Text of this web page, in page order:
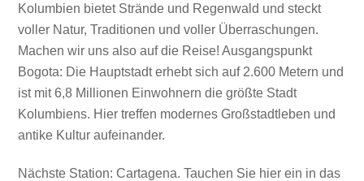
Kolumbien bietet Strände und Regenwald und steckt
voller Natur, Traditionen und voller Überraschungen.
Machen wir uns also auf die Reise! Ausgangspunkt
Bogota: Die Hauptstadt erhebt sich auf 2.600 Metern und
ist mit 6,8 Millionen Einwohnern die größte Stadt
Kolumbiens. Hier treffen modernes Großstadtleben und
antike Kultur aufeinander.
Nächste Station: Cartagena. Tauchen Sie hier ein in das